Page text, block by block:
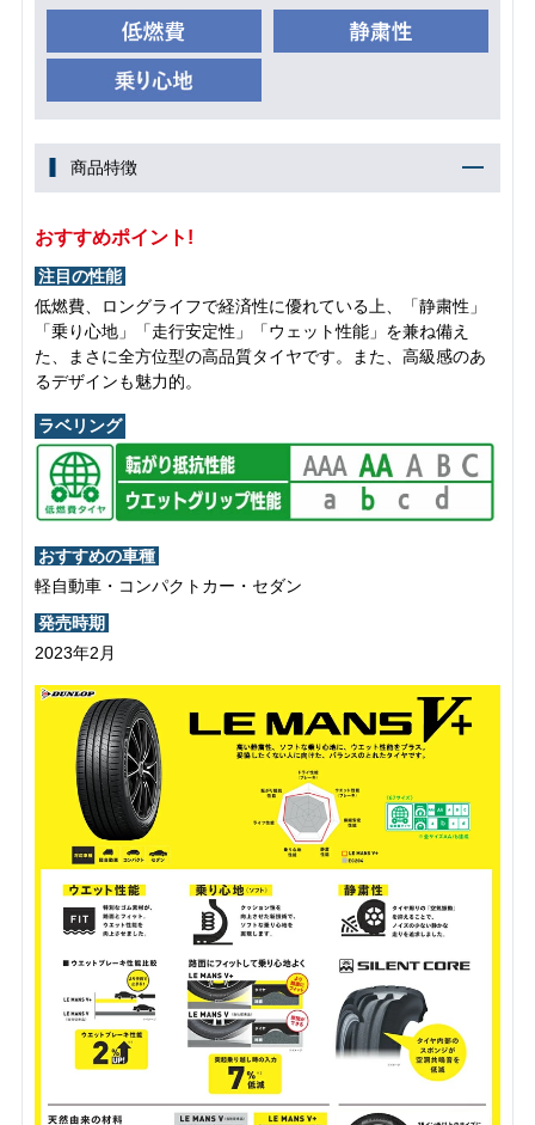
商品特徴
おすすめポイント!
注目の性能
低燃費、ロングライフで経済性に優れている上、「静粛性」
「乗り心地」「走行安定性」「ウェット性能」を兼ね備え
た、まさに全方位型の高品質タイヤです。また、高級感のあ
るデザインも魅力的。
ラベリング
おすすめの車種
軽自動車・コンパクトカー・セダン
発売時期
2023年2月